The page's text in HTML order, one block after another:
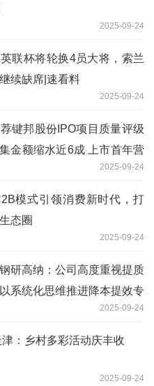
2025-09-24
联杯将轮换4员大将，索兰
续缺席|速看料
2025-09-24
键邦股份IPO项目质量评级
金额缩水近6成 上市首年营
2025-09-24
模式引领消费新时代，打
态圈
2025-09-24
研高纳：公司高度重视提质
系统化思维推进降本提效专
2025-09-24
：乡村多彩活动庆丰收
2025-09-24